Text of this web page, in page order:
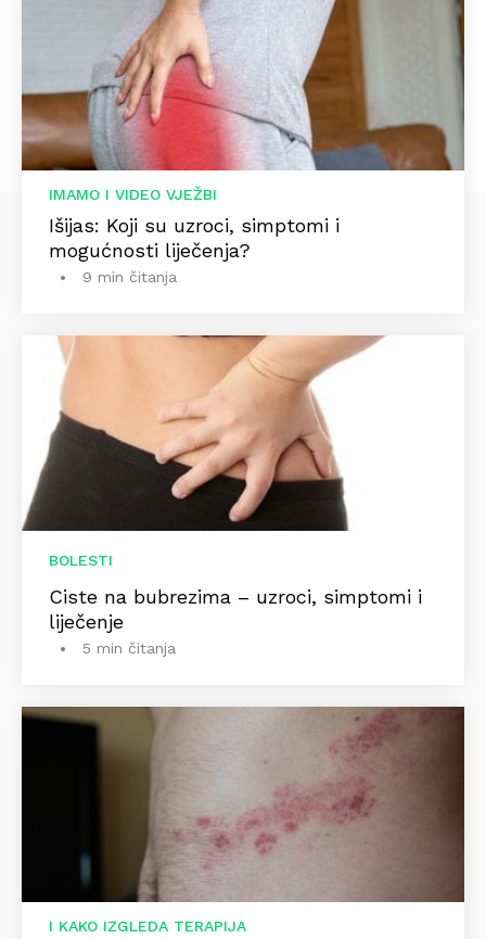
IMAMO I VIDEO VJEŽBI
Išijas: Koji su uzroci, simptomi i
mogućnosti liječenja?
9 min čitanja
BOLESTI
Ciste na bubrezima – uzroci, simptomi i
liječenje
5 min čitanja
I KAKO IZGLEDA TERAPIJA